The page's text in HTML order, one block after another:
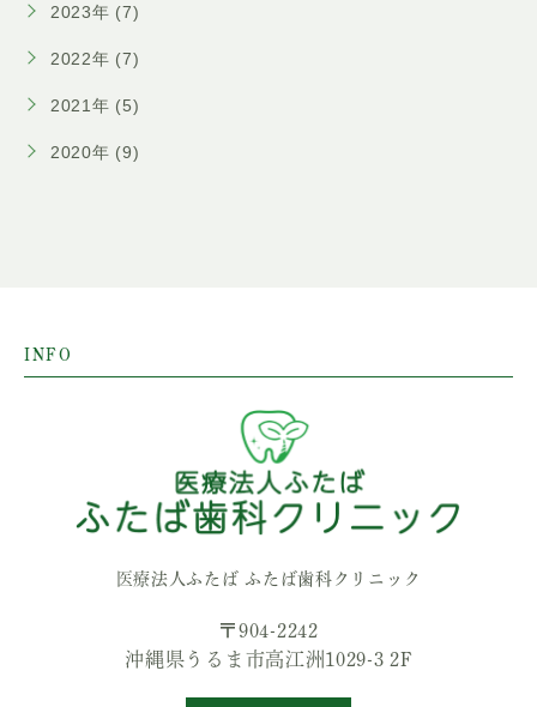
2023年 (7)
2022年 (7)
2021年 (5)
2020年 (9)
INFO
医療法人ふたば ふたば歯科クリニック
〒904-2242
沖縄県うるま市高江洲1029-3 2F